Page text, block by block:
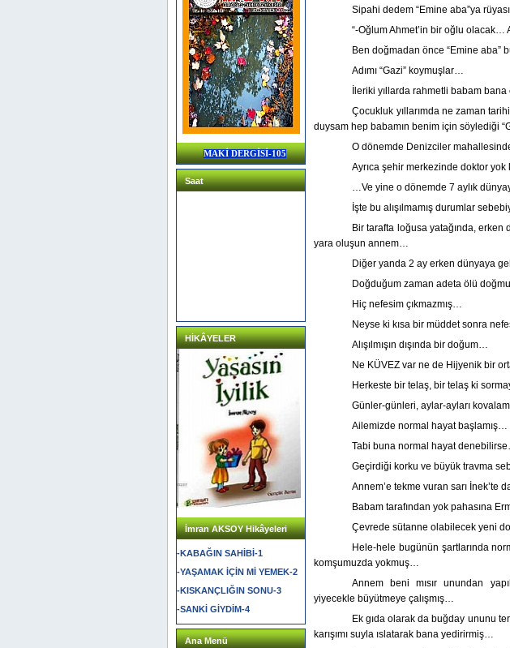
MAKİ DERGİSİ-105
Saat
HİKÂYELER
İmran AKSOY Hikâyeleri
-KABAĞIN SAHİBİ-1
-YAŞAMAK İÇİN Mİ YEMEK-2
-KISKANÇLIĞIN SONU-3
-SANKİ GİYDİM-4
Ana Menü
Sipahi dedem “Emine aba”ya
“-Oğlum Ahmet’in bir oğlu olacak…
Ben doğmadan önce “Emine aba”
Adımı “Gazi” koymuşlar…
İleriki yıllarda rahmetli babam
Çocukluk yıllarımda ne zaman
duysam hep babamın benim için söylediği
O dönemde Denizciler
Ayrıca şehir merkezinde doktor
…Ve yine o dönemde 7 aylık
İşte bu alışılmamış durumlar
Bir tarafta loğusa yatağında,
yara oluşun annem…
Diğer yanda 2 ay erken dünyaya
Doğduğum zaman adeta ölü
Hiç nefesim çıkmazmış…
Neyse ki kısa bir müddet sonra
Alışılmışın dışında bir doğum…
Ne KÜVEZ var ne de Hijyenik bir
Herkeste bir telaş, bir telaş ki
Günler-günleri, aylar-ayları
Ailemizde normal hayat başlamış…
Tabi buna normal hayat
Geçirdiği korku ve büyük travma
Annem’e tekme vuran sarı İnek’te
Babam tarafından yok pahasına
Çevrede sütanne olabilecek yeni
Hele-hele bugünün şartlarında
komşumuzda yokmuş…
Annem beni mısır unundan
yiyecekle büyütmeye çalışmış…
Ek gıda olarak da buğday ununu
karışımı suyla ıslatarak bana yedirirmiş…